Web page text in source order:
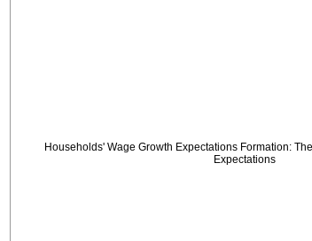
Households' Wage Growth Expectations Formation:
Expectations